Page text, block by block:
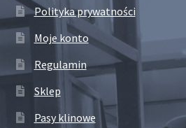
Polityka prywatności
Moje konto
Regulamin
Sklep
Pasy klinowe